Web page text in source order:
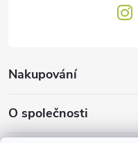
Nakupování
O společnosti